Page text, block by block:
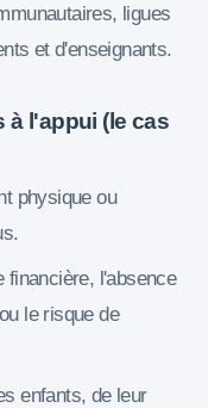
ligues
et d'enseignants.
à l'appui (le cas
physique ou
financière, l'absence
le risque de
enfants, de leur